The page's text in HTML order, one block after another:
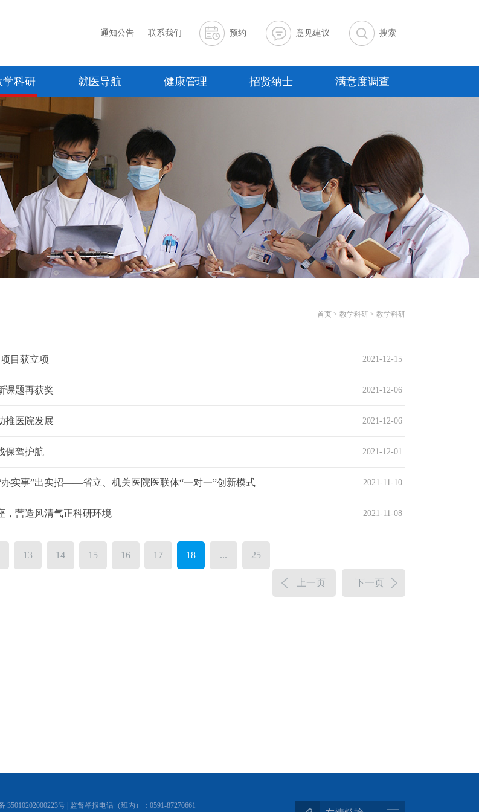
通知公告 联系我们 预约 意见建议 搜索
学科研 就医导航 健康管理 招贤纳士 满意度调查
首页 > 教学科研 > 教学科研
2021-12-15
目获立项
2021-12-06
课题再获奖
2021-12-06
推医院发展
2021-12-01
保驾护航
2021-11-10
办实事”出实招——省立、机关医院医联体“一对一”创新模式
2021-11-08
，营造风清气正科研环境
13 14 15 16 17 18 ... 25
上一页 下一页
35010202000223号 | 监督举报电话（班内）：0591-87270661